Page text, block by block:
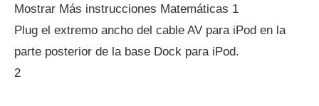
Mostrar Más instrucciones Matemáticas 1
Plug el extremo ancho del cable AV para iPod en la
parte posterior de la base Dock para iPod.
2